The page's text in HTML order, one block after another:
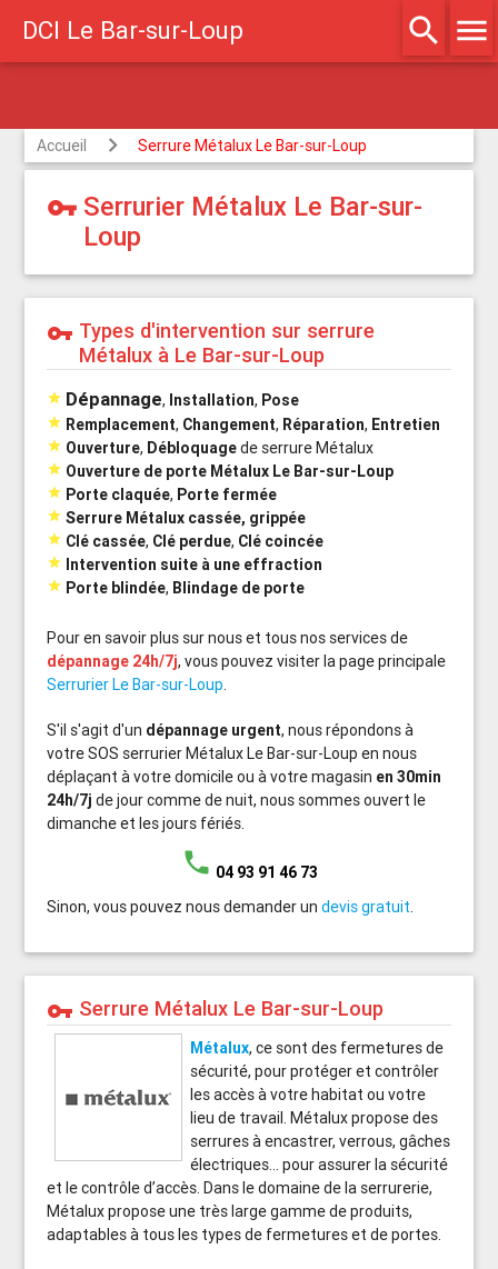
DCI Le Bar-sur-Loup search menu
Accueil Serrure Métalux Le Bar-sur-Loup
vpn_key Serrurier Métalux Le Bar-sur-
Loup
vpn_key Types d'intervention sur serrure
Métalux à Le Bar-sur-Loup
 Dépannage, Installation, Pose
 Remplacement, Changement, Réparation, Entretien
 Ouverture, Débloquagede serrure Métalux
 Ouverture de porte Métalux Le Bar-sur-Loup
 Porte claquée, Porte fermée
 Serrure Métalux cassée, grippée
 Clé cassée, Clé perdue, Clé coincée
 Intervention suite à une effraction
 Porte blindée, Blindage de porte
Pour en savoir plus sur nous et tous nos services de
dépannage 24h/7j, vous pouvez visiter la page principale
Serrurier Le Bar-sur-Loup.
S'il s'agit d'un dépannage urgent, nous répondons à
votre SOS serrurier Métalux Le Bar-sur-Loup en nous
déplaçant à votre domicile ou à votre magasin en 30min
24h/7j de jour comme de nuit, nous sommes ouvert le
dimanche et les jours fériés.
phone 04 93 91 46 73
Sinon, vous pouvez nous demander undevis gratuit.
vpn_key Serrure Métalux Le Bar-sur-Loup
Métalux, ce sont des fermetures de
sécurité, pour protéger et contrôler
les accès à votre habitat ou votre
lieu de travail. Métalux propose des
serrures à encastrer, verrous, gâches
électriques… pour assurer la sécurité
et le contrôle d’accès. Dans le domaine de la serrurerie,
Métalux propose une très large gamme de produits,
adaptables à tous les types de fermetures et de portes.